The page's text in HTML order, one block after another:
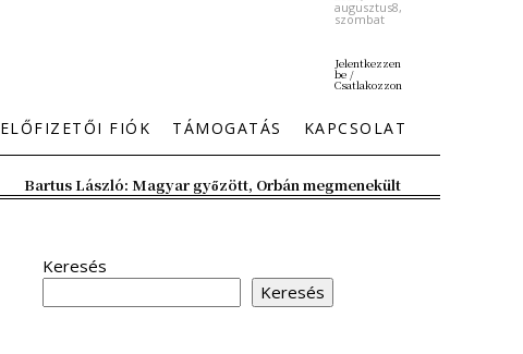
augusztus8,
szombat
Jelentkezzen
be /
Csatlakozzon
ELŐFIZETŐI FIÓK TÁMOGATÁS KAPCSOLAT
Bartus László: Magyar győzött, Orbán megmenekült
Keresés
Keresés